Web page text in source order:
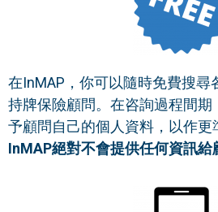
在InMAP，你可以隨時免費搜尋
持牌保險顧問。在咨詢過程間
予顧問自己的個人資料，以作更
InMAP絕對不會提供任何資訊給